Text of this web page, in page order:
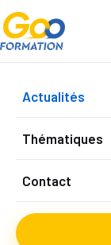
Actualités
Thématiques
Contact